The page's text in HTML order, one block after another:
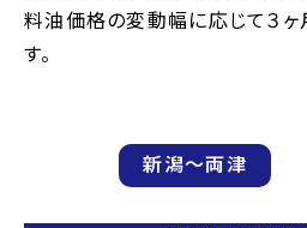
料油価格の変動幅に応じて３ヶ
す。
新潟〜両津